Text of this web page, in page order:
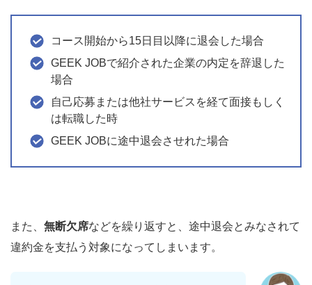
コース開始から15日目以降に退会した場合
GEEK JOBで紹介された企業の内定を辞退した
場合
自己応募または他社サービスを経て面接もしく
は転職した時
GEEK JOBに途中退会させれた場合
また、 無断欠席などを繰り返すと、途中退会とみなされて
違約金を支払う対象になってしまいます。